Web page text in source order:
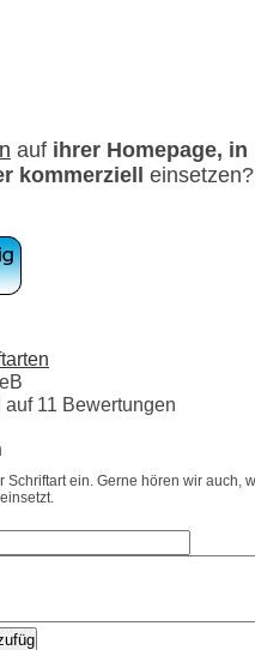
auf ihrer Homepage, in
kommerziell
auf 11 Bewertungen
ein. Gerne hören wir auch,